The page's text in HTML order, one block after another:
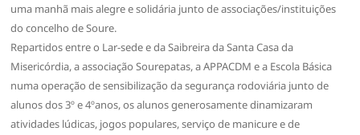
uma manhã mais alegre e solidária junto de associações/instituições
do concelho de Soure.
Repartidos entre o Lar-sede e da Saibreira da Santa Casa da
Misericórdia, a associação Sourepatas, a APPACDM e a Escola Básica
numa operação de sensibilização da segurança rodoviária junto de
alunos dos 3º e 4ºanos, os alunos generosamente dinamizaram
atividades lúdicas, jogos populares, serviço de manicure e de